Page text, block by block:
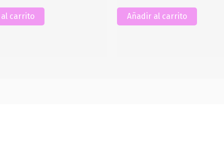
carrito Añadir al carrito